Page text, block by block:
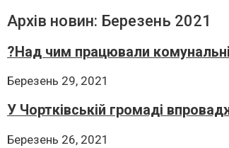
Архів новин: Березень 2021
?Над чим працювали
Березень 29, 2021
У Чортківській громаді
Березень 26, 2021